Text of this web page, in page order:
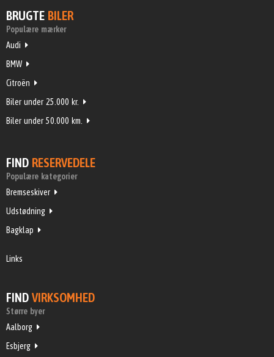
BRUGTE BILER
Populære mærker
Audi
BMW
Citroën
Biler under 25.000 kr.
Biler under 50.000 km.
FIND RESERVEDELE
Populære kategorier
Bremseskiver
Udstødning
Bagklap
Links
FIND VIRKSOMHED
Større byer
Aalborg
Esbjerg